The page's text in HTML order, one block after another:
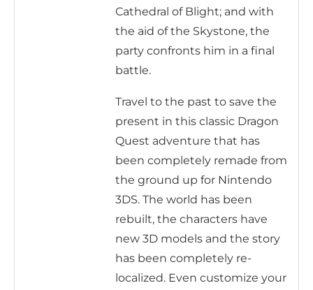
Cathedral of Blight; and with
the aid of the Skystone, the
party confronts him in a final
battle.
Travel to the past to save the
present in this classic Dragon
Quest adventure that has
been completely remade from
the ground up for Nintendo
3DS. The world has been
rebuilt, the characters have
new 3D models and the story
has been completely re-
localized. Even customize your